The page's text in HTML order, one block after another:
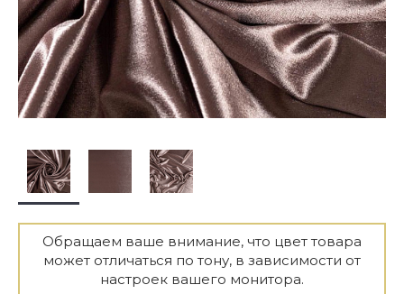
Обращаем ваше внимание, что цвет товара
может отличаться по тону, в зависимости от
настроек вашего монитора.